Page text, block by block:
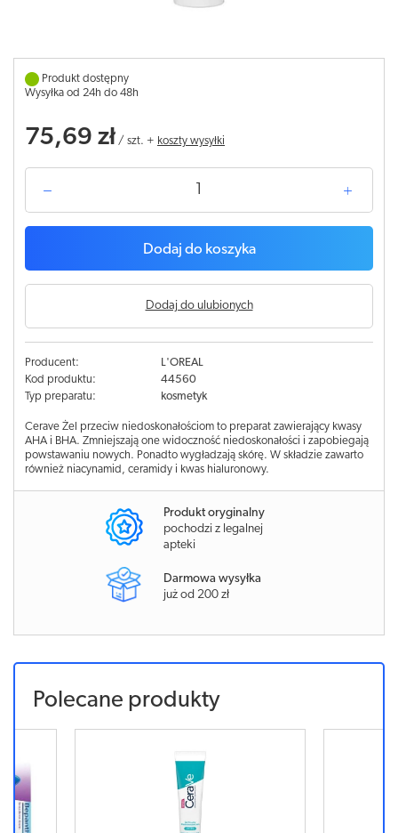
Produkt dostępny
Wysyłka od 24h do 48h
75,69 zł / szt. + koszty wysyłki
Dodaj do koszyka
Dodaj do ulubionych
Producent:
L'OREAL
Kod produktu:
44560
Typ preparatu:
kosmetyk
Cerave Żel przeciw niedoskonałościom to preparat zawierający kwasy
AHA i BHA. Zmniejszają one widoczność niedoskonałości i zapobiegają
powstawaniu nowych. Ponadto wygładzają skórę. W składzie zawarto
również niacynamid, ceramidy i kwas hialuronowy.
Produkt oryginalny
pochodzi z legalnej
apteki
Darmowa wysyłka
już od 200 zł
Polecane produkty